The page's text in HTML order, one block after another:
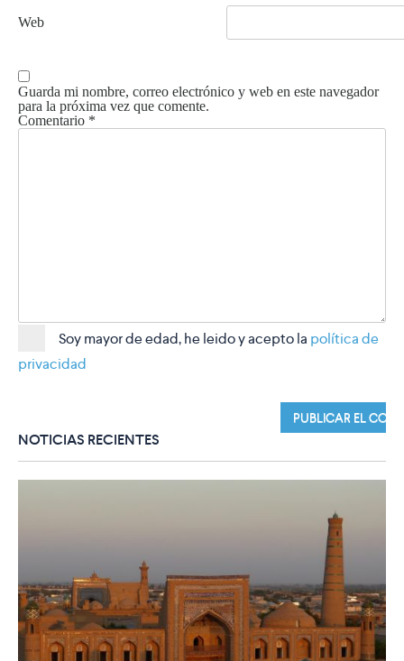
Web
Guarda mi nombre, correo electrónico y web en este navegador
para la próxima vez que comente.
Comentario *
Soy mayor de edad, he leido y acepto la política de
privacidad
NOTICIAS RECIENTES